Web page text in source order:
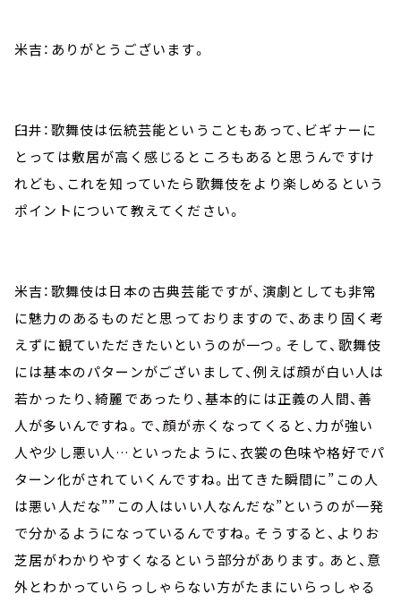
米吉：ありがとうございます。
臼井：歌舞伎は伝統芸能ということもあって、ビギナーに
とっては敷居が高く感じるところもあると思うんですけ
れども、これを知っていたら歌舞伎をより楽しめるという
ポイントについて教えてください。
米吉：歌舞伎は日本の古典芸能ですが、演劇としても非常
に魅力のあるものだと思っておりますので、あまり固く考
えずに観ていただきたいというのが一つ。そして、歌舞伎
には基本のパターンがございまして、例えば顔が白い人は
若かったり、綺麗であったり、基本的には正義の人間、善
人が多いんですね。で、顔が赤くなってくると、力が強い
人や少し悪い人…といったように、衣裳の色味や格好でパ
ターン化がされていくんですね。出てきた瞬間に”この人
は悪い人だな””この人はいい人なんだな”というのが一発
で分かるようになっているんですね。そうすると、よりお
芝居がわかりやすくなるという部分があります。あと、意
外とわかっていらっしゃらない方がたまにいらっしゃる